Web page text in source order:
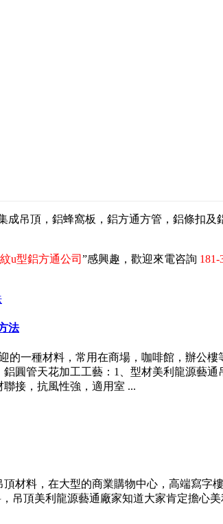
成吊頂，鋁蜂窩板，鋁方通方管，鋁條扣
u型鋁方通公司 ”感興趣，歡迎來電咨詢 181-
法
一種材料，常用在商場，咖啡館，辦公
圓管天花加工工藝：1、型材美利龍源藝
接，抗風性強，適用室 ...
材料，在大型的商業購物中心，高端寫
吊頂美利龍源藝通廠家知道大家肯定擔心